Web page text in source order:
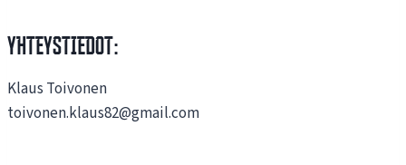
Yhteystiedot:
Klaus Toivonen
toivonen.klaus82@gmail.com